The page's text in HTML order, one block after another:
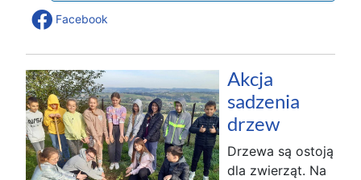
Facebook
Akcja
sadzenia
drzew
Drzewa są ostoją
dla zwierząt. Na